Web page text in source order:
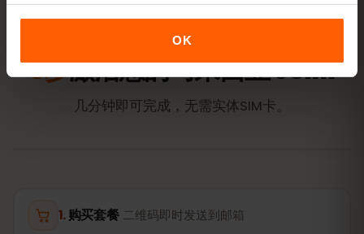
OK
3步激活您的马来西亚 eSIM
几分钟即可完成，无需实体SIM卡。
购买套餐 二维码即时发送到邮箱